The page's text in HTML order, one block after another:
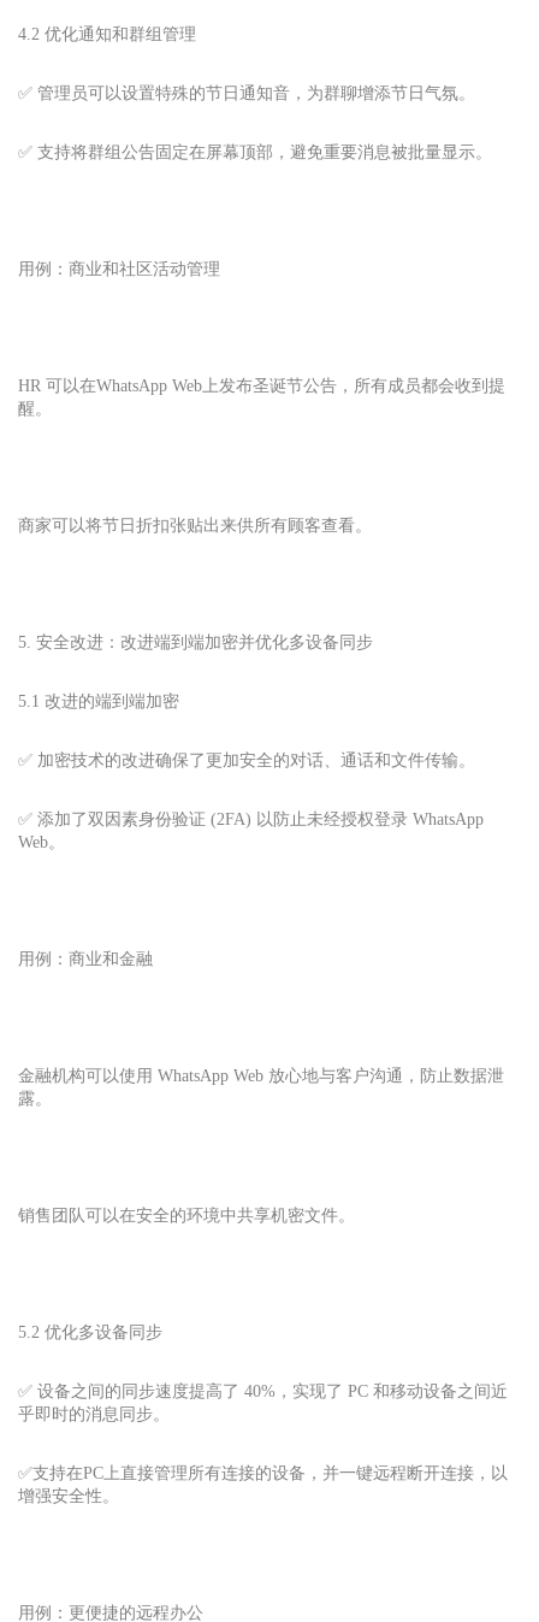
4.2 优化通知和群组管理
✅ 管理员可以设置特殊的节日通知音，为群聊增添节日气氛。
✅ 支持将群组公告固定在屏幕顶部，避免重要消息被批量显示。
用例：商业和社区活动管理
HR 可以在WhatsApp Web上发布圣诞节公告，所有成员都会收到提
醒。
商家可以将节日折扣张贴出来供所有顾客查看。
5. 安全改进：改进端到端加密并优化多设备同步
5.1 改进的端到端加密
✅ 加密技术的改进确保了更加安全的对话、通话和文件传输。
✅ 添加了双因素身份验证 (2FA) 以防止未经授权登录 WhatsApp
Web。
用例：商业和金融
金融机构可以使用 WhatsApp Web 放心地与客户沟通，防止数据泄
露。
销售团队可以在安全的环境中共享机密文件。
5.2 优化多设备同步
✅ 设备之间的同步速度提高了 40%，实现了 PC 和移动设备之间近
乎即时的消息同步。
✅支持在PC上直接管理所有连接的设备，并一键远程断开连接，以
增强安全性。
用例：更便捷的远程办公